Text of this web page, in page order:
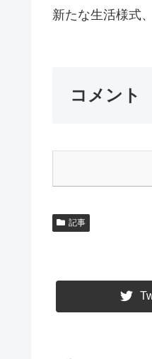
新たな生活様式
コメント
記事